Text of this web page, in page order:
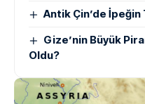
Antik Çin’de İpeğin
Gize’nin Büyük
Oldu?